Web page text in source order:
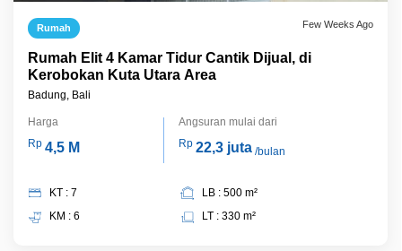
Rumah Few Weeks Ago
Rumah Elit 4 Kamar Tidur Cantik Dijual, di
Kerobokan Kuta Utara Area
Badung, Bali
Harga
Rp 4,5 M
Angsuran mulai dari
Rp 22,3 juta/bulan
KT : 7
KM : 6
LB : 500 m²
LT : 330 m²